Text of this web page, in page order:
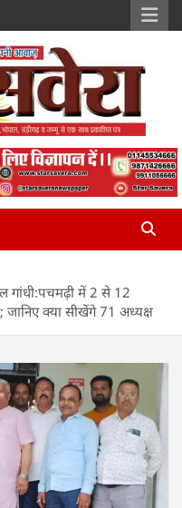
गांधी:पचमढ़ी में 2 से 12
क्या सीखेंगे 71 अध्यक्ष